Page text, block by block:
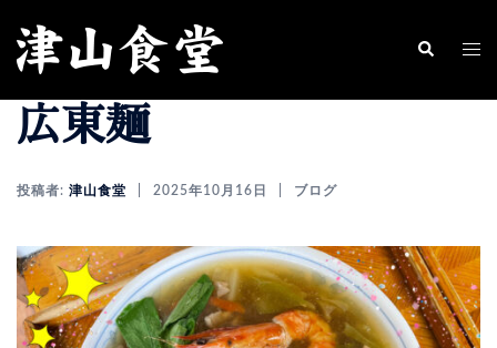
ン
ツ
へ
キ
ッ
検
ト
ー
広東麺
投稿者: 津山食堂 2025年10月16日 ブログ